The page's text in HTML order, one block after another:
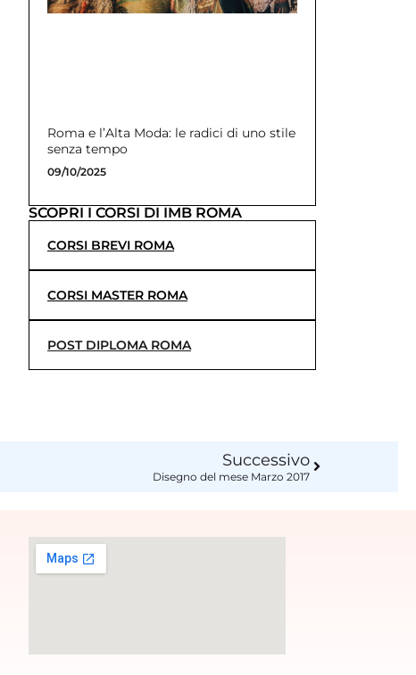
Roma e l’Alta Moda: le radici di uno stile
senza tempo
09/10/2025
SCOPRI I CORSI DI IMB ROMA
CORSI BREVI ROMA
CORSI MASTER ROMA
POST DIPLOMA ROMA
Successivo
Disegno del mese Marzo 2017